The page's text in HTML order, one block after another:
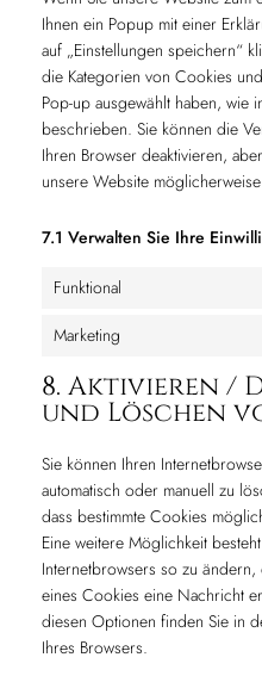
Ihnen ein Popup mit einer
auf „Einstellungen speichern“
die Kategorien von Cookies
Pop-up ausgewählt haben, wie
beschrieben. Sie können die
Ihren Browser deaktivieren,
unsere Website
7.1 Verwalten Sie Ihre
Funktional
Marketing
8. Aktivieren /
und Löschen
Sie können Ihren
automatisch oder manuell zu
dass bestimmte Cookies
Eine weitere Möglichkeit
Internetbrowsers so zu
eines Cookies eine Nachricht
diesen Optionen finden Sie in
Ihres Browsers.